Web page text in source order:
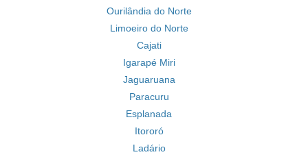
Ourilândia do Norte
Limoeiro do Norte
Cajati
Igarapé Miri
Jaguaruana
Paracuru
Esplanada
Itororó
Ladário